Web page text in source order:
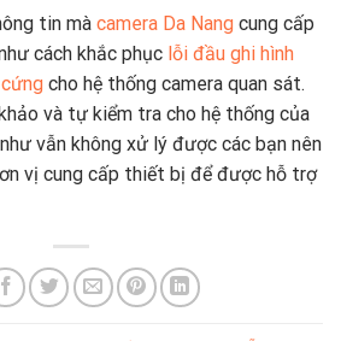
tin mà camera Da Nang cung cấp
cách khắc phục lỗi đầu ghi hình
cho hệ thống camera quan sát.
và tự kiểm tra cho hệ thống của
vẫn không xử lý được các bạn nên
vị cung cấp thiết bị để được hỗ trợ